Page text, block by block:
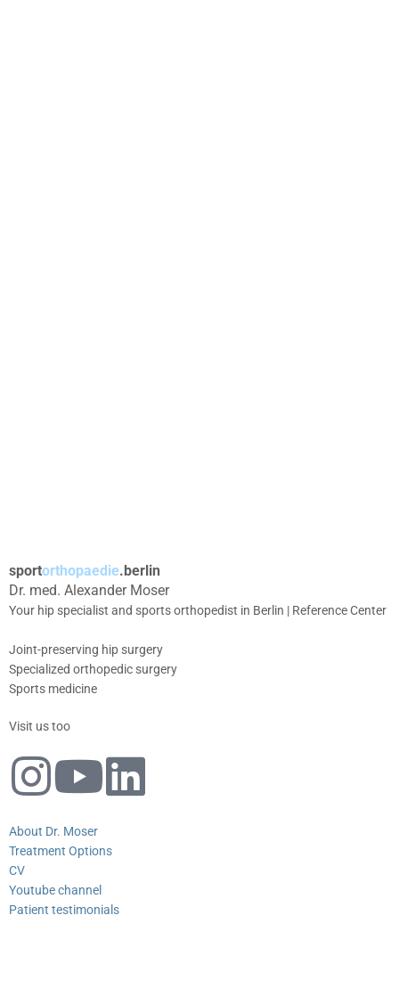
sportorthopaedie.berlin
Dr. med. Alexander Moser
Your hip specialist and sports orthopedist in Berlin | Reference Center
Joint-preserving hip surgery
Specialized orthopedic surgery
Sports medicine
Visit us too
About Dr. Moser
Treatment Options
CV
Youtube channel
Patient testimonials